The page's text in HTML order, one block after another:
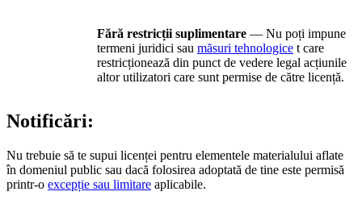
Fără restricții suplimentare — Nu poți impune
termeni juridici sau măsuri tehnologice t care
restricționează din punct de vedere legal acțiunile
altor utilizatori care sunt permise de către licență.
Notificări:
Nu trebuie să te supui licenței pentru elementele materialului aflate
în domeniul public sau dacă folosirea adoptată de tine este permisă
printr-o excepție sau limitare aplicabile.